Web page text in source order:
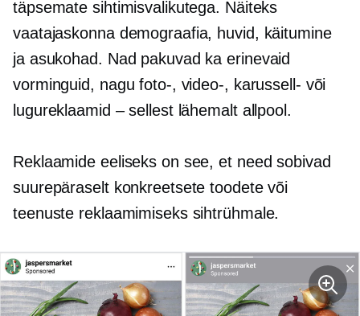
täpsemate sihtimisvalikutega. Näiteks
vaatajaskonna demograafia, huvid, käitumine
ja asukohad. Nad pakuvad ka erinevaid
vorminguid, nagu foto-, video-, karussell- või
lugureklaamid – sellest lähemalt allpool.
Reklaamide eeliseks on see, et need sobivad
suurepäraselt konkreetsete toodete või
teenuste reklaamimiseks sihtrühmale.